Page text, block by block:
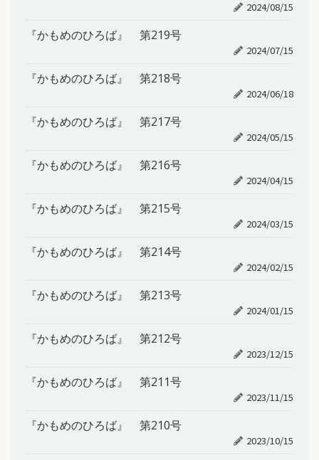
2024/08/15
『かもめのひろば』 第219号
2024/07/15
『かもめのひろば』 第218号
2024/06/18
『かもめのひろば』 第217号
2024/05/15
『かもめのひろば』 第216号
2024/04/15
『かもめのひろば』 第215号
2024/03/15
『かもめのひろば』 第214号
2024/02/15
『かもめのひろば』 第213号
2024/01/15
『かもめのひろば』 第212号
2023/12/15
『かもめのひろば』 第211号
2023/11/15
『かもめのひろば』 第210号
2023/10/15